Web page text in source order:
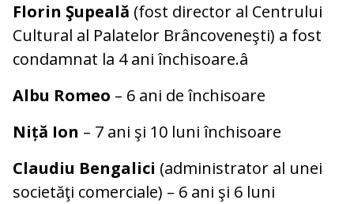
Florin Şupeală (fost director al Centrului
Cultural al Palatelor Brâncoveneşti) a fost
condamnat la 4 ani închisoare.â
Albu Romeo – 6 ani de închisoare
Niță Ion – 7 ani şi 10 luni închisoare
Claudiu Bengalici (administrator al unei
societăţi comerciale) – 6 ani şi 6 luni